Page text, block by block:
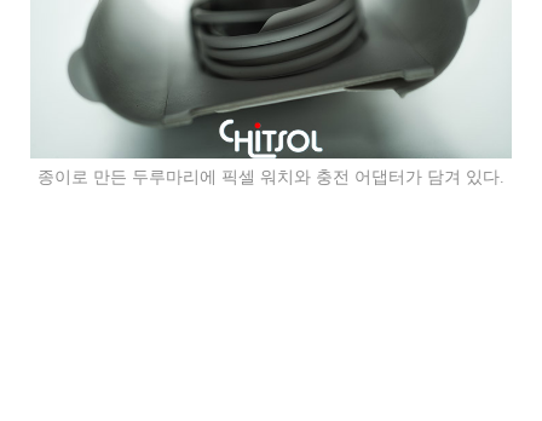
종이로 만든 두루마리에 픽셀 워치와 충전 어댑터가 담겨 있다.